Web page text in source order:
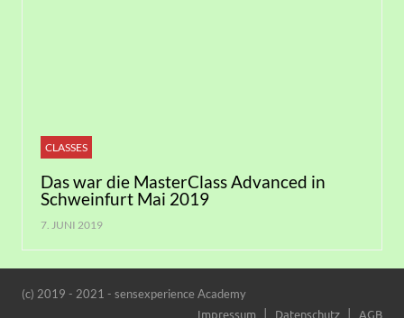
CLASSES
Das war die MasterClass Advanced in
Schweinfurt Mai 2019
7. JUNI 2019
(c) 2019 - 2021 - sensexperience Academy
Impressum Datenschutz AGB